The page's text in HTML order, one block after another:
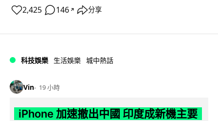
2,425 146 ↗ 分享
科技娛樂 生活娛樂 城中熱話
Vin 19 小時
iPhone 加速撤出中國 印度成新機主要